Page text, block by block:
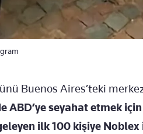
Buenos Aires’teki
ABD’ye seyahat etmek için
ilk 100 kişiye